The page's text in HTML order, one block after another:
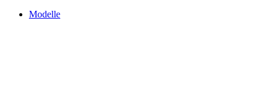
Modelle